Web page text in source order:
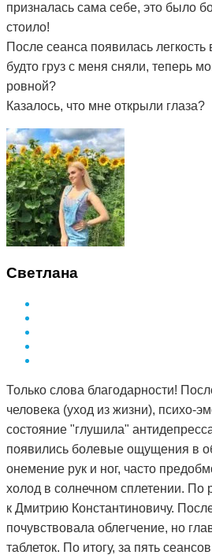
призналась сама себе, это было
стоило!
После сеанса появилась легкость
будто груз с меня сняли, теперь
ровной?
Казалось, что мне открыли глаза?
Светлана
Только слова благодарности!
человека (уход из жизни), психо-
состояние "глушила"
появились болевые ощущения в
онемение рук и ног, часто
холод в солнечном сплетении. По
к Дмитрию Константиновичу.
почувствовала облегчение, но
таблеток. По итогу, за пять